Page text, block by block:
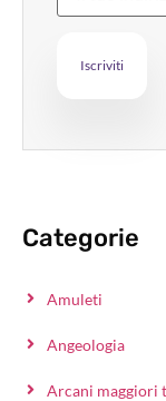
Categorie
Amuleti
Angeologia
Arcani maggiori